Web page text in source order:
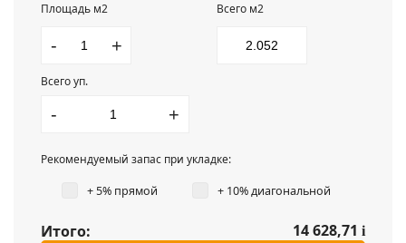
Площадь м2
- +
Всего м2
Всего уп.
- +
Рекомендуемый запас при укладке:
+ 5% прямой + 10% диагональной
Итого: 14 628,71 i